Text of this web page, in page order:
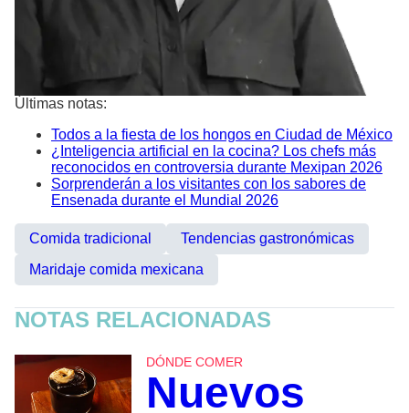
Últimas notas:
Todos a la fiesta de los hongos en Ciudad de México
¿Inteligencia artificial en la cocina? Los chefs más
reconocidos en controversia durante Mexipan 2026
Sorprenderán a los visitantes con los sabores de
Ensenada durante el Mundial 2026
Comida tradicional
Tendencias gastronómicas
Maridaje comida mexicana
NOTAS RELACIONADAS
DÓNDE COMER
Nuevos